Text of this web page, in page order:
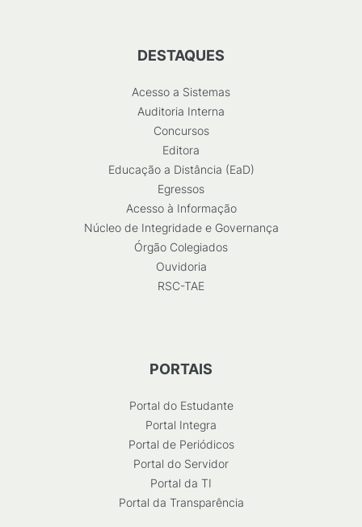
DESTAQUES
Acesso a Sistemas
Auditoria Interna
Concursos
Editora
Educação a Distância (EaD)
Egressos
Acesso à Informação
Núcleo de Integridade e Governança
Órgão Colegiados
Ouvidoria
RSC-TAE
PORTAIS
Portal do Estudante
Portal Integra
Portal de Periódicos
Portal do Servidor
Portal da TI
Portal da Transparência